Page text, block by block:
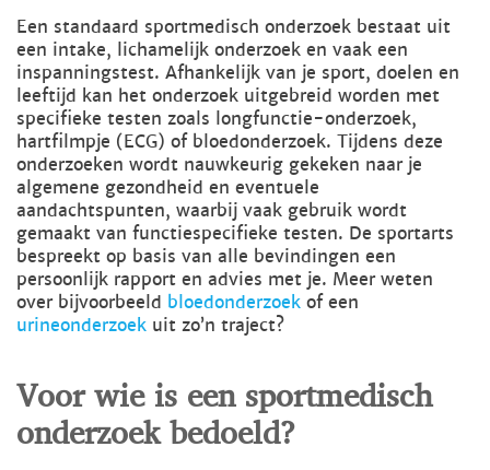
Een standaard sportmedisch onderzoek bestaat uit
een intake, lichamelijk onderzoek en vaak een
inspanningstest. Afhankelijk van je sport, doelen en
leeftijd kan het onderzoek uitgebreid worden met
specifieke testen zoals longfunctie-onderzoek,
hartfilmpje (ECG) of bloedonderzoek. Tijdens deze
onderzoeken wordt nauwkeurig gekeken naar je
algemene gezondheid en eventuele
aandachtspunten, waarbij vaak gebruik wordt
gemaakt van functiespecifieke testen. De sportarts
bespreekt op basis van alle bevindingen een
persoonlijk rapport en advies met je. Meer weten
over bijvoorbeeld bloedonderzoek of een
urineonderzoek uit zo’n traject?
Voor wie is een sportmedisch
onderzoek bedoeld?